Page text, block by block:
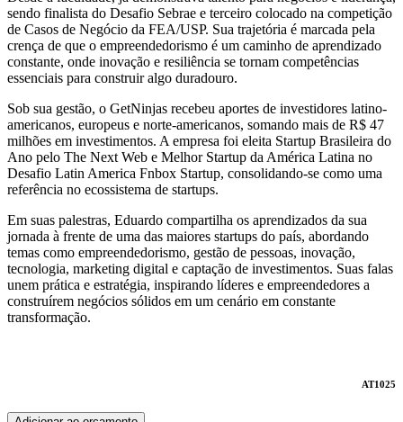
sendo finalista do Desafio Sebrae e terceiro colocado na competição
de Casos de Negócio da FEA/USP. Sua trajetória é marcada pela
crença de que o empreendedorismo é um caminho de aprendizado
constante, onde inovação e resiliência se tornam competências
essenciais para construir algo duradouro.
Sob sua gestão, o GetNinjas recebeu aportes de investidores latino-
americanos, europeus e norte-americanos, somando mais de R$ 47
milhões em investimentos. A empresa foi eleita Startup Brasileira do
Ano pelo The Next Web e Melhor Startup da América Latina no
Desafio Latin America Fnbox Startup, consolidando-se como uma
referência no ecossistema de startups.
Em suas palestras, Eduardo compartilha os aprendizados da sua
jornada à frente de uma das maiores startups do país, abordando
temas como empreendedorismo, gestão de pessoas, inovação,
tecnologia, marketing digital e captação de investimentos. Suas falas
unem prática e estratégia, inspirando líderes e empreendedores a
construírem negócios sólidos em um cenário em constante
transformação.
AT1025